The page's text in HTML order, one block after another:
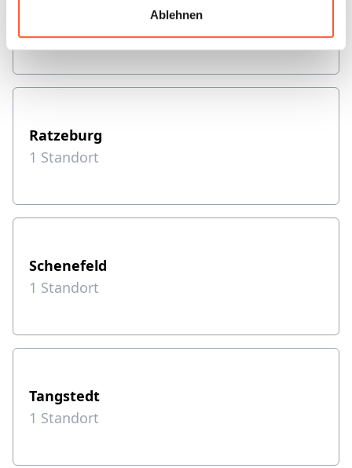
Ablehnen
Ratzeburg
1 Standort
Schenefeld
1 Standort
Tangstedt
1 Standort